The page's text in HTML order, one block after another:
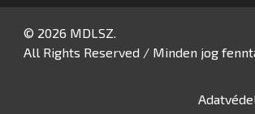
© 2026 MDLSZ.
All Rights Reserved / Minden jog